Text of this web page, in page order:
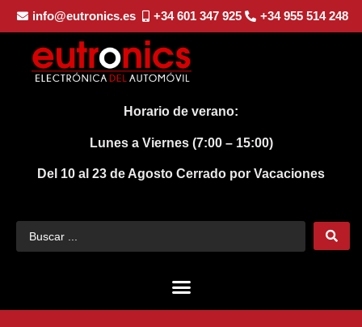
info@eutronics.es +34 601 347 925 +34 955 514 248
Horario de verano:
Lunes a Viernes (7:00 – 15:00)
Del 10 al 23 de Agosto Cerrado por Vacaciones